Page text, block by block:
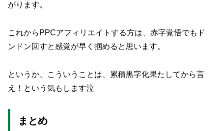
がります。
これからPPCアフィリエイトする方は、赤字覚悟でもド
ンドン回すと感覚が早く掴めると思います。
というか、こういうことは、累積黒字化果たしてから言
え！という気もします泣
まとめ